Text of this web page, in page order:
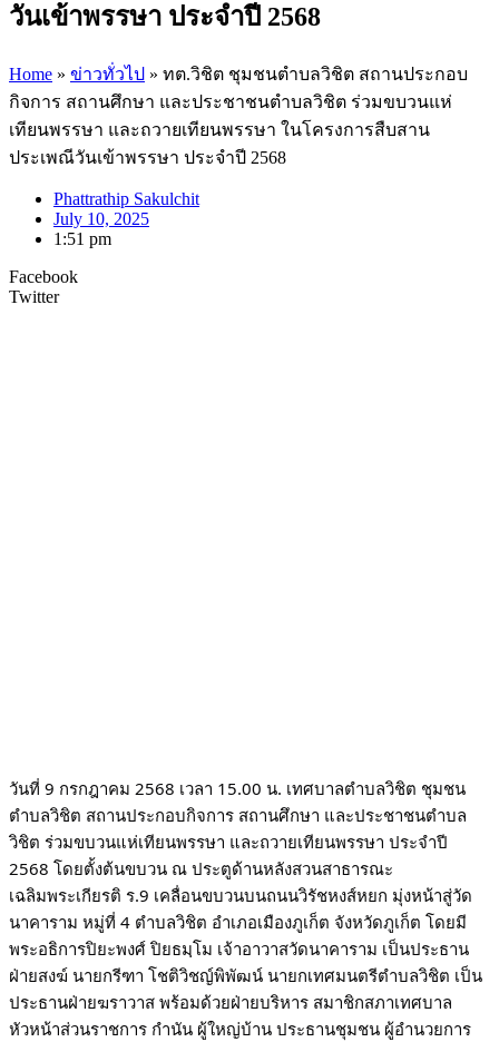
วันเข้าพรรษา ประจำปี 2568
Home » ข่าวทั่วไป » ทต.วิชิต ชุมชนตำบลวิชิต สถานประกอบ
กิจการ สถานศึกษา และประชาชนตำบลวิชิต ร่วมขบวนแห่
เทียนพรรษา และถวายเทียนพรรษา ในโครงการสืบสาน
ประเพณีวันเข้าพรรษา ประจำปี 2568
Phattrathip Sakulchit
July 10, 2025
1:51 pm
Facebook
Twitter
วันที่ 9 กรกฎาคม 2568 เวลา 15.00 น. เทศบาลตำบลวิชิต ชุมชน
ตำบลวิชิต สถานประกอบกิจการ สถานศึกษา และประชาชนตำบล
วิชิต ร่วมขบวนแห่เทียนพรรษา และถวายเทียนพรรษา ประจำปี
2568 โดยตั้งต้นขบวน ณ ประตูด้านหลังสวนสาธารณะ
เฉลิมพระเกียรติ ร.9 เคลื่อนขบวนบนถนนวิรัชหงส์หยก มุ่งหน้าสู่วัด
นาคาราม หมู่ที่ 4 ตำบลวิชิต อำเภอเมืองภูเก็ต จังหวัดภูเก็ต โดยมี
พระอธิการปิยะพงศ์ ปิยธมฺโม เจ้าอาวาสวัดนาคาราม เป็นประธาน
ฝ่ายสงฆ์ นายกรีฑา โชติวิชญ์พิพัฒน์ นายกเทศมนตรีตำบลวิชิต เป็น
ประธานฝ่ายฆราวาส พร้อมด้วยฝ่ายบริหาร สมาชิกสภาเทศบาล
หัวหน้าส่วนราชการ กำนัน ผู้ใหญ่บ้าน ประธานชุมชน ผู้อำนวยการ